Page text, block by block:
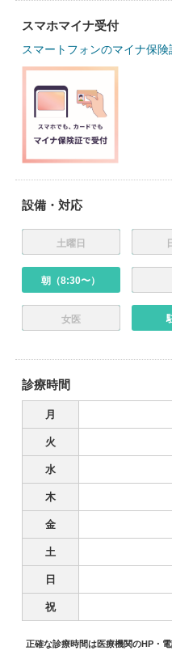
スマホマイナ受付
スマートフォンのマイナ保
設備・対応
土曜日
朝（8:30〜）
女医
診療時間
月
火
水
木
金
土
日
祝
正確な診療時間は医療機関のHP・